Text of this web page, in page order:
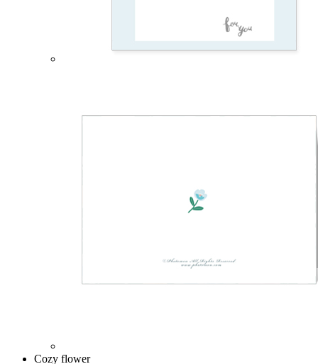
Cozy flower